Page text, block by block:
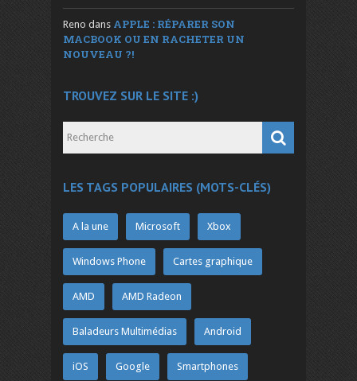
Reno dans APPLE : RÉPARER SON
MACBOOK OU EN RACHETER UN
NOUVEAU ?!
TROUVEZ SUR LE SITE :)
LES TAGS POPULAIRES (MOTS-CLÉS)
A la une Microsoft Xbox
Windows Phone Cartes graphique
AMD AMD Radeon
Baladeurs Multimédias Android
iOS Google Smartphones